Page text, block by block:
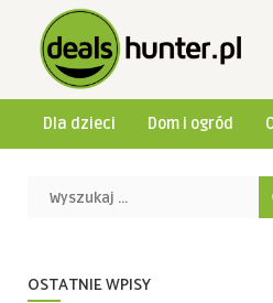
Dla dzieci Dom i ogród
OSTATNIE WPISY